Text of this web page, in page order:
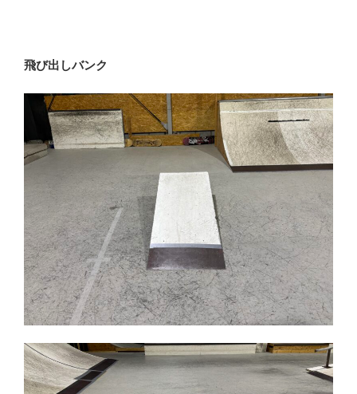
飛び出しバンク